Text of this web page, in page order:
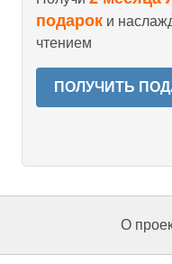
подарок и
чтением
ПОЛУЧИТЬ
О